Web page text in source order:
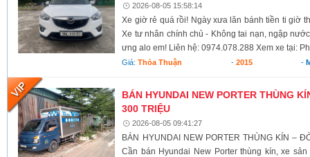
2026-08-05 15:58:14
Xe giờ rẻ quá rồi! Ngày xưa lăn bánh tiền ti giờ
Xe tư nhân chính chủ - Không tai nạn, ngập
ưng alo em! Liên hệ: 0974.078.288 Xem xe tại:
Giá:Thỏa Thuận - 2015 -
BÁN HYUNDAI NEW PORTER THÙNG
300 TRIỆU
2026-08-05 09:41:27
BÁN HYUNDAI NEW PORTER THÙNG KÍN –
Cần bán Hyundai New Porter thùng kín, xe